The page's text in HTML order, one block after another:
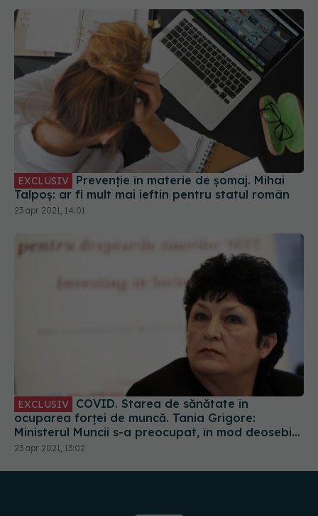
EXCLUSIV
Talpoș: ar fi mult mai ieftin pentru statul român
23 apr 2021, 14:01
EXCLUSIV
ocuparea forței de muncă. Tania Grigore:
Ministerul Muncii s-a preocupat, în mod deosebit,
de protecția lucrătorilor
23 apr 2021, 13:02